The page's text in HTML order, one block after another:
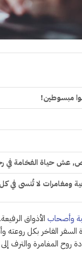
مبسوطين!
عش حياة الفخامة في
ومغامرات لا تُنسى في
وأصحاب الأذواق
الفاخر بكل روعته
روح المغامرة والترف